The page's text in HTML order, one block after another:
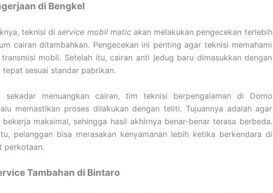
di Bengkel
teknisi diservice mobil maticakan melakukan pengecekan terlebih
cairan ditambahkan. Pengecekan ini penting agar teknisi memahami
mobil. Setelah itu, cairan anti jedug baru dimasukkan dengan
sesuai standar pabrikan.
sekadar menuangkan cairan, tim teknisi berpengalaman di Domo
memastikan proses dilakukan dengan teliti. Tujuannya adalah agar
maksimal, sehingga hasil akhirnya benar-benar terasa berbeda.
pelanggan bisa merasakan kenyamanan lebih ketika berkendara di
perkotaan.
Tambahan di Bintaro